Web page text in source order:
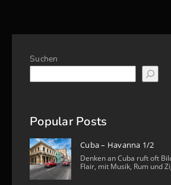
Suchen
Popular Posts
Cuba – Havanna 1/2
Denken an Cuba ruft oft
Flair, mit Musik, Rum und